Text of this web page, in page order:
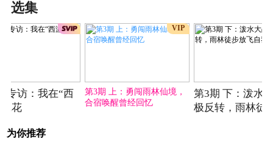
选集
专访：我在“西
花
VIP
第3期 上：勇闯雨林仙境，
合宿唤醒曾经回忆
第3期 下：泼水
极反转，雨林徒
为你推荐